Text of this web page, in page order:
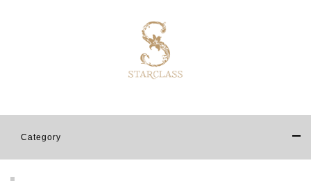
Category